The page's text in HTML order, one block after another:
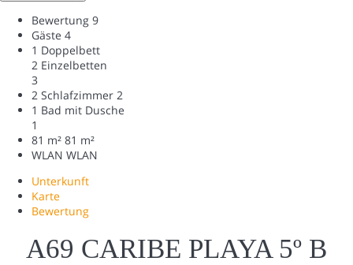
Bewertung 9
Gäste 4
1 Doppelbett
2 Einzelbetten
3
2 Schlafzimmer 2
1 Bad mit Dusche
1
81 m² 81 m²
WLAN WLAN
Unterkunft
Karte
Bewertung
A69 CARIBE PLAYA 5º B